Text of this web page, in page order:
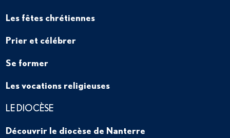
Les fêtes chrétiennes
Prier et célébrer
Se former
Les vocations religieuses
LE DIOCÈSE
Découvrir le diocèse de Nanterre